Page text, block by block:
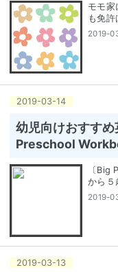
モモ家
も免
2019-
2019-03-14
幼児向けおすす
Preschool
〔Big
から５
2019-
2019-03-13